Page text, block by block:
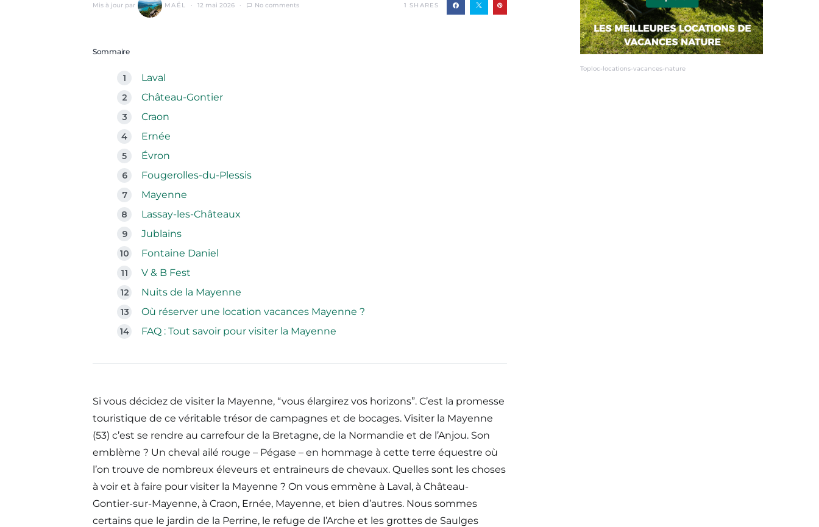
Mis à jour par MAËL 12 mai 2026 No comments 1 SHARES
Sommaire
Laval
Château-Gontier
Craon
Ernée
Évron
Fougerolles-du-Plessis
Mayenne
Lassay-les-Châteaux
Jublains
Fontaine Daniel
V & B Fest
Nuits de la Mayenne
Où réserver une location vacances Mayenne ?
FAQ : Tout savoir pour visiter la Mayenne
Si vous décidez de visiter la Mayenne, “vous élargirez vos horizons”. C’est la promesse
touristique de ce véritable trésor de campagnes et de bocages. Visiter la Mayenne
(53) c’est se rendre au carrefour de la Bretagne, de la Normandie et de l’Anjou. Son
emblème ? Un cheval ailé rouge – Pégase – en hommage à cette terre équestre où
l’on trouve de nombreux éleveurs et entraineurs de chevaux. Quelles sont les choses
à voir et à faire pour visiter la Mayenne ? On vous emmène à Laval, à Château-
Gontier-sur-Mayenne, à Craon, Ernée, Mayenne, et bien d’autres. Nous sommes
certains que le jardin de la Perrine, le refuge de l’Arche et les grottes de Saulges
Toploc-locations-vacances-nature